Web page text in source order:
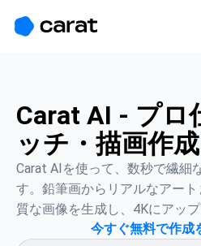
Carat AI - プロ
ッチ・描画作成
Carat AIを使って、数秒で繊細
す。鉛筆画からリアルなアー
質な画像を生成し、4Kにアッ
今すぐ無料で作成